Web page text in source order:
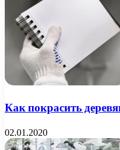
Как покрасить
02.01.2020